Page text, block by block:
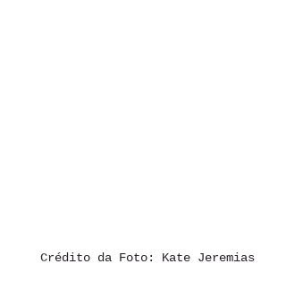
Crédito da Foto: Kate Jeremias